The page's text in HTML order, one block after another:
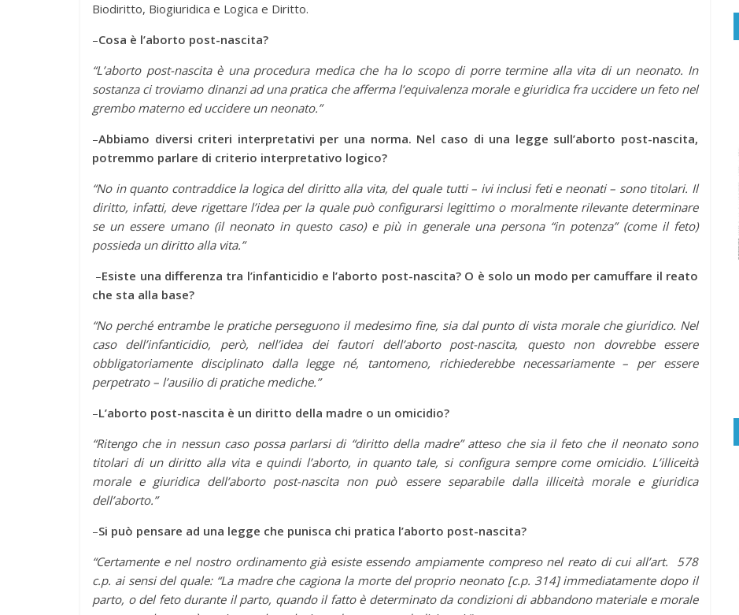
Biodiritto, Biogiuridica e Logica e Diritto.
–Cosa è l’aborto post-nascita?
“L’aborto post-nascita è una procedura medica che ha lo scopo di porre termine alla vita di un neonato. In
sostanza ci troviamo dinanzi ad una pratica che afferma l’equivalenza morale e giuridica fra uccidere un feto nel
grembo materno ed uccidere un neonato.”
–Abbiamo diversi criteri interpretativi per una norma. Nel caso di una legge sull’aborto post-nascita,
potremmo parlare di criterio interpretativo logico?
“No in quanto contraddice la logica del diritto alla vita, del quale tutti – ivi inclusi feti e neonati – sono titolari. Il
diritto, infatti, deve rigettare l’idea per la quale può configurarsi legittimo o moralmente rilevante determinare
se un essere umano (il neonato in questo caso) e più in generale una persona “in potenza” (come il feto)
possieda un diritto alla vita.”
–Esiste una differenza tra l’infanticidio e l’aborto post-nascita? O è solo un modo per camuffare il reato
che sta alla base?
“No perché entrambe le pratiche perseguono il medesimo fine, sia dal punto di vista morale che giuridico. Nel
caso dell’infanticidio, però, nell’idea dei fautori dell’aborto post-nascita, questo non dovrebbe essere
obbligatoriamente disciplinato dalla legge né, tantomeno, richiederebbe necessariamente – per essere
perpetrato – l’ausilio di pratiche mediche.”
–L’aborto post-nascita è un diritto della madre o un omicidio?
“Ritengo che in nessun caso possa parlarsi di “diritto della madre” atteso che sia il feto che il neonato sono
titolari di un diritto alla vita e quindi l’aborto, in quanto tale, si configura sempre come omicidio. L’illiceità
morale e giuridica dell’aborto post-nascita non può essere separabile dalla illiceità morale e giuridica
dell’aborto.”
–Si può pensare ad una legge che punisca chi pratica l’aborto post-nascita?
“Certamente e nel nostro ordinamento già esiste essendo ampiamente compreso nel reato di cui all’art. 578
c.p. ai sensi del quale: “La madre che cagiona la morte del proprio neonato [c.p. 314] immediatamente dopo il
parto, o del feto durante il parto, quando il fatto è determinato da condizioni di abbandono materiale e morale